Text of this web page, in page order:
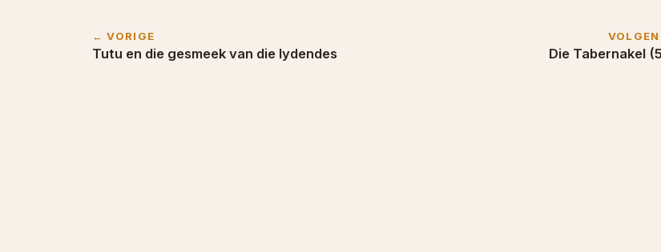
← VORIGE
Tutu en die gesmeek van die lydendes Die Tabernakel